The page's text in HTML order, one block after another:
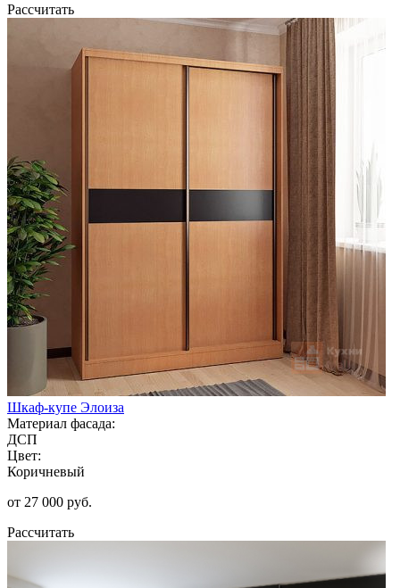
Рассчитать
Шкаф-купе Элоиза
Материал фасада:
ДСП
Цвет:
Коричневый
от 27 000 руб.
Рассчитать